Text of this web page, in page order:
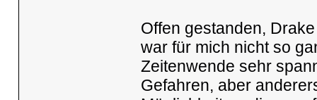
Offen gestanden,
war für mich nicht so
Zeitenwende sehr
Gefahren, aber